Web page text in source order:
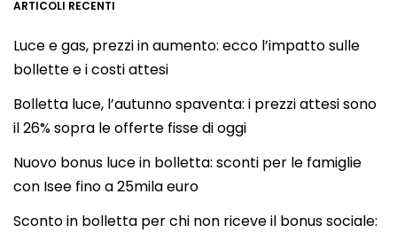
ARTICOLI RECENTI
Luce e gas, prezzi in aumento: ecco l’impatto sulle
bollette e i costi attesi
Bolletta luce, l’autunno spaventa: i prezzi attesi sono
il 26% sopra le offerte fisse di oggi
Nuovo bonus luce in bolletta: sconti per le famiglie
con Isee fino a 25mila euro
Sconto in bolletta per chi non riceve il bonus sociale: